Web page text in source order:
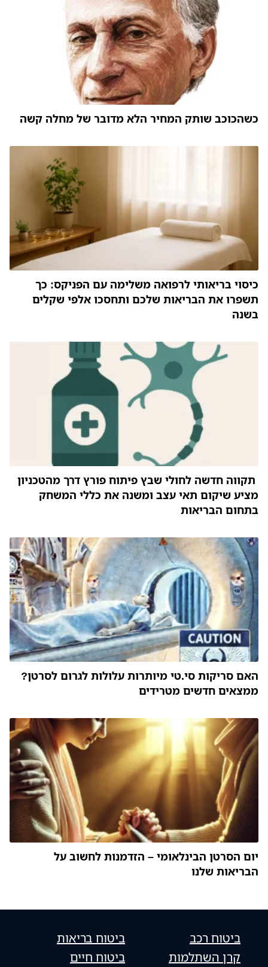
כשהכוכב שותק המחיר הלא מדובר של מחלה קשה
כיסוי בריאותי לרפואה משלימה עם הפניקס: כך
תשפרו את הבריאות שלכם ותחסכו אלפי שקלים
בשנה
תקווה חדשה לחולי שבץ פיתוח פורץ דרך מהטכניון
מציע שיקום תאי עצב ומשנה את כללי המשחק
בתחום הבריאות
האם סריקות סי.טי מיותרות עלולות לגרום לסרטן?
ממצאים חדשים מטרידים
יום הסרטן הבינלאומי – הזדמנות לחשוב על
הבריאות שלנו
ביטוח רכב
קרן השתלמות
ביטוח בריאות
ביטוח חיים